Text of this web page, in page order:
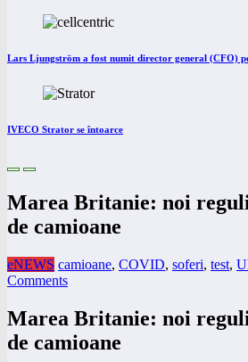
Lars Ljungström a fost numit director general (CFO)
IVECO Strator se întoarce
Marea Britanie: noi
de camioane
eNEWS camioane, COVID, soferi, test,
Comments
Marea Britanie: noi
de camioane